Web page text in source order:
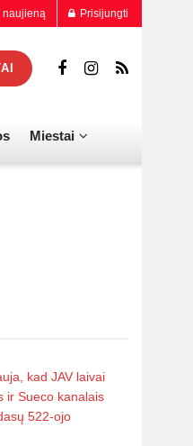
naujieną Prisijungti
Miestai
kad JAV laivai
ir Sueco kanalais
522-ojo